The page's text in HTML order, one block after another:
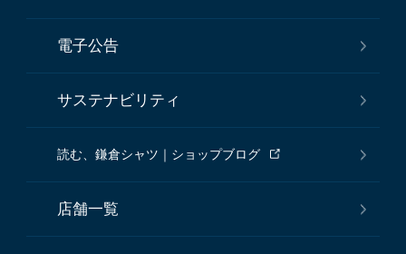
電子公告
サステナビリティ
読む、鎌倉シャツ｜ショップブログ
店舗一覧